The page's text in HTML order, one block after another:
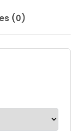
(0)